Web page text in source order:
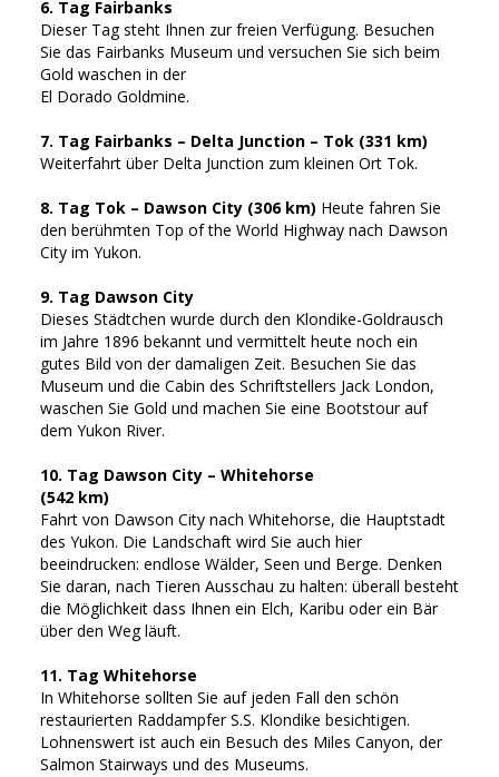
6. Tag Fairbanks
Dieser Tag steht Ihnen zur freien Verfügung. Besuchen
Sie das Fairbanks Museum und versuchen Sie sich beim
Gold waschen in der
El Dorado Goldmine.
7. Tag Fairbanks – Delta Junction – Tok (331 km)
Weiterfahrt über Delta Junction zum kleinen Ort Tok.
8. Tag Tok – Dawson City (306 km) Heute fahren Sie
den berühmten Top of the World Highway nach Dawson
City im Yukon.
9. Tag Dawson City
Dieses Städtchen wurde durch den Klondike-Goldrausch
im Jahre 1896 bekannt und vermittelt heute noch ein
gutes Bild von der damaligen Zeit. Besuchen Sie das
Museum und die Cabin des Schriftstellers Jack London,
waschen Sie Gold und machen Sie eine Bootstour auf
dem Yukon River.
10. Tag Dawson City – Whitehorse
(542 km)
Fahrt von Dawson City nach Whitehorse, die Hauptstadt
des Yukon. Die Landschaft wird Sie auch hier
beeindrucken: endlose Wälder, Seen und Berge. Denken
Sie daran, nach Tieren Ausschau zu halten: überall besteht
die Möglichkeit dass Ihnen ein Elch, Karibu oder ein Bär
über den Weg läuft.
11. Tag Whitehorse
In Whitehorse sollten Sie auf jeden Fall den schön
restaurierten Raddampfer S.S. Klondike besichtigen.
Lohnenswert ist auch ein Besuch des Miles Canyon, der
Salmon Stairways und des Museums.